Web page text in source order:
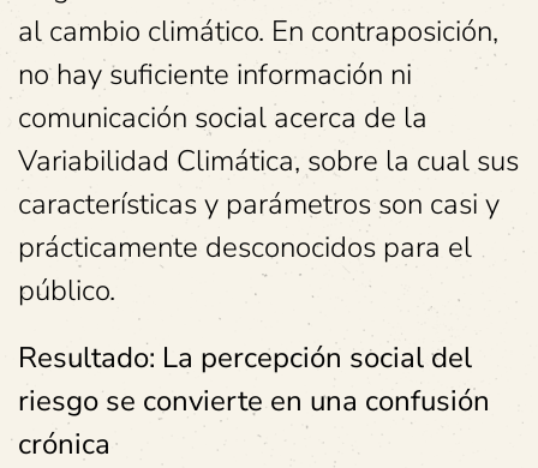
al cambio climático. En contraposición,
no hay suficiente información ni
comunicación social acerca de la
Variabilidad Climática, sobre la cual sus
características y parámetros son casi y
prácticamente desconocidos para el
público.
Resultado: La percepción social del
riesgo se convierte en una confusión
crónica